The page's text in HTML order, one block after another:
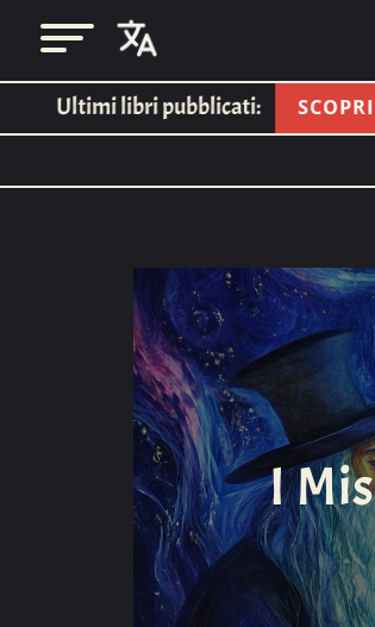
Ultimi libri pubblicati: SCOPRIRE
I